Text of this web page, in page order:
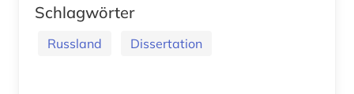
Schlagwörter
Russland Dissertation